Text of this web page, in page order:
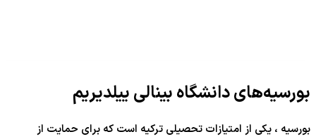
بورسیه‌های دانشگاه بینالی ییلدیریم
بورسیه ، یکی از امتیازات تحصیلی ترکیه است که برای حمایت از